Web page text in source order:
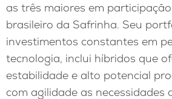
as três maiores em
brasileiro da Safrinha. Seu
investimentos constantes em
tecnologia, inclui híbridos que
estabilidade e alto potencial
com agilidade as necessidades